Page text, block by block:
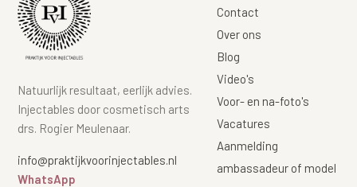
Natuurlijk resultaat, eerlijk advies.
Injectables door cosmetisch arts
drs. Rogier Meulenaar.
info@praktijkvoorinjectables.nl
WhatsApp
Contact
Over ons
Blog
Video's
Voor- en na-foto's
Vacatures
Aanmelding
ambassadeur of model